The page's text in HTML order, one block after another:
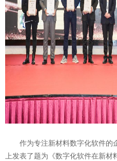
作为专注新材料数字化软件的
上发表了题为《数字化软件在新